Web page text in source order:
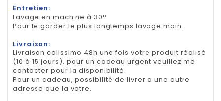
Entretien:
Lavage en machine à 30°
Pour le garder le plus longtemps lavage main.
Livraison:
Livraison colissimo 48h une fois votre produit réalisé
(10 à 15 jours), pour un cadeau urgent veuillez me
contacter pour la disponibilité.
Pour un cadeau, possibilité de livrer a une autre
adresse que la votre.